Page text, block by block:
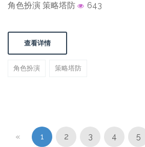
角色扮演 策略塔防 643
查看详情
角色扮演 策略塔防
« 1 2 3 4 5